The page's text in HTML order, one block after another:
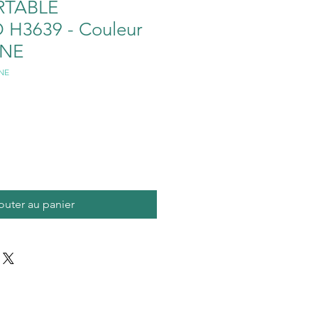
H3639 - Couleur
au panier